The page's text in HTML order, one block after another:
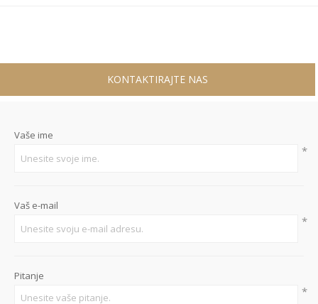
KONTAKTIRAJTE NAS
Vaše ime
*
Vaš e-mail
*
Pitanje
*